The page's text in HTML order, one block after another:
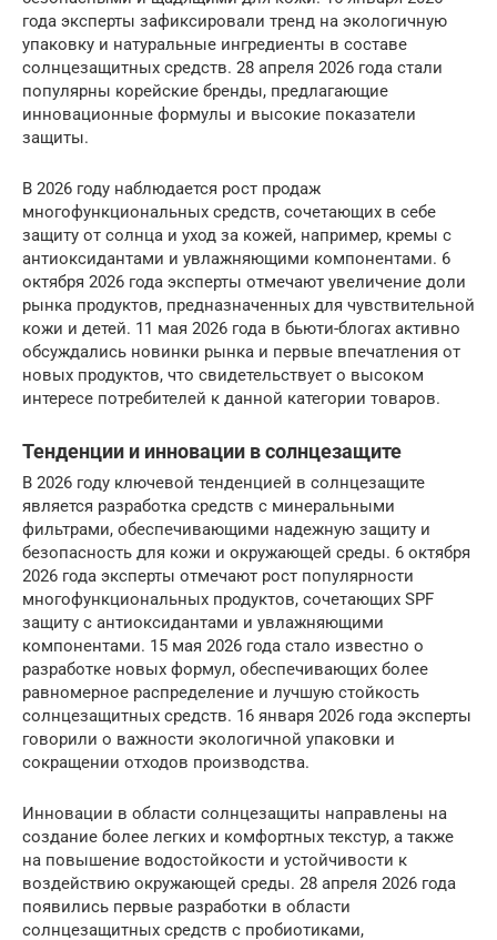
года эксперты зафиксировали тренд на экологичную
упаковку и натуральные ингредиенты в составе
солнцезащитных средств. 28 апреля 2026 года стали
популярны корейские бренды, предлагающие
инновационные формулы и высокие показатели
защиты.
В 2026 году наблюдается рост продаж
многофункциональных средств, сочетающих в себе
защиту от солнца и уход за кожей, например, кремы с
антиоксидантами и увлажняющими компонентами. 6
октября 2026 года эксперты отмечают увеличение доли
рынка продуктов, предназначенных для чувствительной
кожи и детей. 11 мая 2026 года в бьюти-блогах активно
обсуждались новинки рынка и первые впечатления от
новых продуктов, что свидетельствует о высоком
интересе потребителей к данной категории товаров.
Тенденции и инновации в солнцезащите
В 2026 году ключевой тенденцией в солнцезащите
является разработка средств с минеральными
фильтрами, обеспечивающими надежную защиту и
безопасность для кожи и окружающей среды. 6 октября
2026 года эксперты отмечают рост популярности
многофункциональных продуктов, сочетающих SPF
защиту с антиоксидантами и увлажняющими
компонентами. 15 мая 2026 года стало известно о
разработке новых формул, обеспечивающих более
равномерное распределение и лучшую стойкость
солнцезащитных средств. 16 января 2026 года эксперты
говорили о важности экологичной упаковки и
сокращении отходов производства.
Инновации в области солнцезащиты направлены на
создание более легких и комфортных текстур, а также
на повышение водостойкости и устойчивости к
воздействию окружающей среды. 28 апреля 2026 года
появились первые разработки в области
солнцезащитных средств с пробиотиками,